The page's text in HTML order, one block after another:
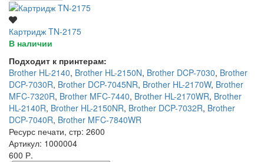
Картридж TN-2175
В наличии
Подходит к принтерам:
Brother HL-2140, Brother HL-2150N, Brother DCP-7030, Brother
DCP-7030R, Brother DCP-7045NR, Brother HL-2170W, Brother
MFC-7320R, Brother MFC-7440, Brother HL-2170WR, Brother
HL-2140R, Brother HL-2150NR, Brother DCP-7032R, Brother
DCP-7040R, Brother MFC-7840WR
Ресурс печати, стр: 2600
Артикул: 1000004
600 Р.